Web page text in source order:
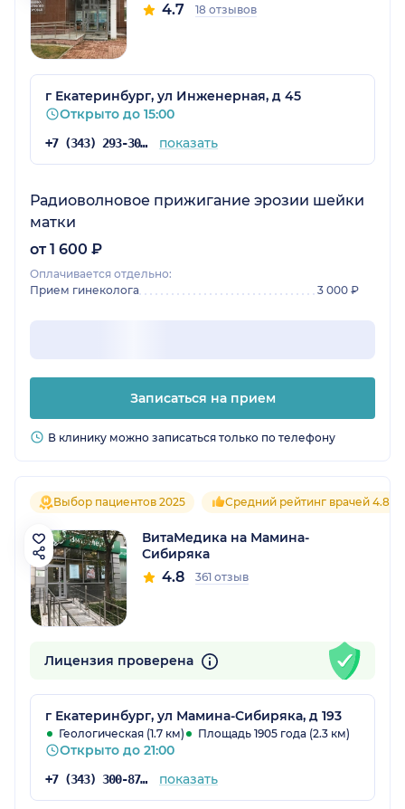
4.7 18 отзывов
г Екатеринбург, ул Инженерная, д 45
Открыто до 15:00
+7 (343) 293-30-27 показать
Радиоволновое прижигание эрозии шейки
матки
от 1 600 ₽
Оплачивается отдельно:
Прием гинеколога
3 000 ₽
Записаться на прием
В клинику можно записаться только по телефону
Выбор пациентов 2025 Средний рейтинг врачей 4.8
ВитаМедика на Мамина-
Сибиряка
4.8 361 отзыв
Лицензия проверена
г Екатеринбург, ул Мамина-Сибиряка, д 193
Геологическая (1.7 км) Площадь 1905 года (2.3 км)
Открыто до 21:00
+7 (343) 300-87-38 показать